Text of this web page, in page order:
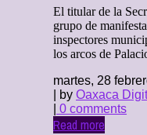
El titular de la
grupo de
inspectores
los arcos de
martes, 28
| by Oaxaca
0 comments
Read more